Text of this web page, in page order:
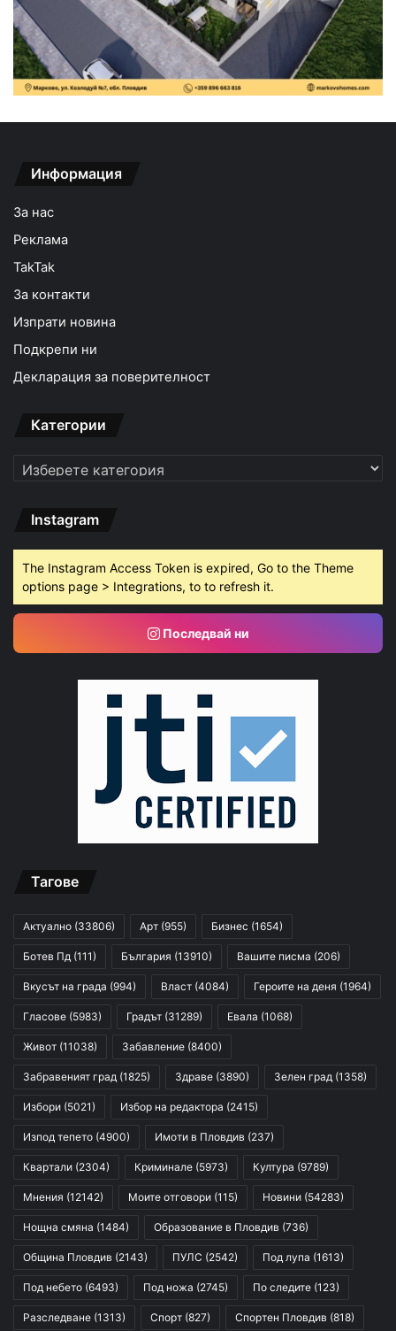
Информация
За нас
Реклама
TakTak
За контакти
Изпрати новина
Подкрепи ни
Декларация за поверителност
Категории
Категории
Instagram
The Instagram Access Token is expired, Go to the Theme
options page > Integrations, to to refresh it.
Последвай ни
Тагове
Актуално (33806) Арт (955) Бизнес (1654)
Ботев Пд (111) България (13910) Вашите писма (206)
Вкусът на града (994) Власт (4084) Героите на деня (1964)
Гласове (5983) Градът (31289) Евала (1068)
Живот (11038) Забавление (8400)
Забравеният град (1825) Здраве (3890) Зелен град (1358)
Избори (5021) Избор на редактора (2415)
Изпод тепето (4900) Имоти в Пловдив (237)
Квартали (2304) Криминале (5973) Култура (9789)
Мнения (12142) Моите отговори (115) Новини (54283)
Нощна смяна (1484) Образование в Пловдив (736)
Община Пловдив (2143) ПУЛС (2542) Под лупа (1613)
Под небето (6493) Под ножа (2745) По следите (123)
Разследване (1313) Спорт (827) Спортен Пловдив (818)